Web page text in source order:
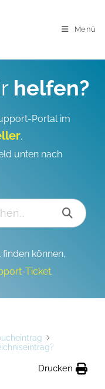
Menü
helfen?
Portal im
.
unten nach
können,
Ticket.
Drucken